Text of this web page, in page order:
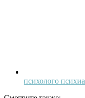
психолого